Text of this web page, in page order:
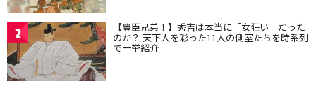
2 【豊臣兄弟！】秀吉は本当に「女狂い」だった
のか？ 天下人を彩った11人の側室たちを時系列
で一挙紹介